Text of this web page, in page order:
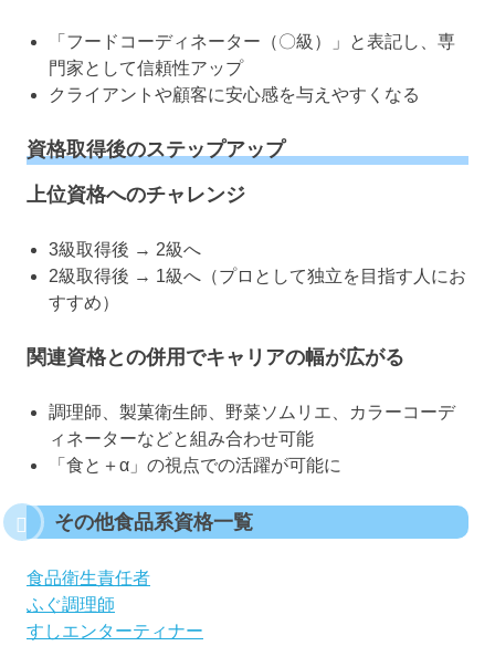
「フードコーディネーター（〇級）」と表記し、専
門家として信頼性アップ
クライアントや顧客に安心感を与えやすくなる
資格取得後のステップアップ
上位資格へのチャレンジ
3級取得後 → 2級へ
2級取得後 → 1級へ（プロとして独立を目指す人にお
すすめ）
関連資格との併用でキャリアの幅が広がる
調理師、製菓衛生師、野菜ソムリエ、カラーコーデ
ィネーターなどと組み合わせ可能
「食と＋α」の視点での活躍が可能に
その他食品系資格一覧
食品衛生責任者
ふぐ調理師
すしエンターティナー